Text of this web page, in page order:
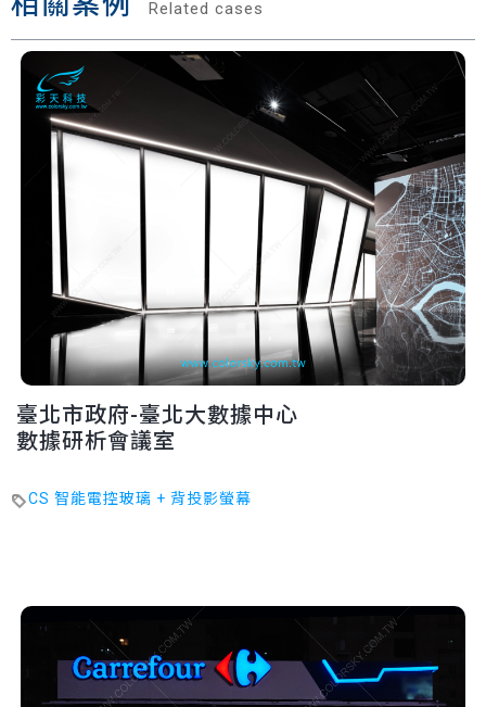
Related cases
臺北市政府-臺北大數據中心
數據研析會議室
CS 智能電控玻璃 + 背投影螢幕